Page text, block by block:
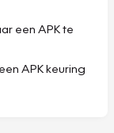
een APK te
APK keuring